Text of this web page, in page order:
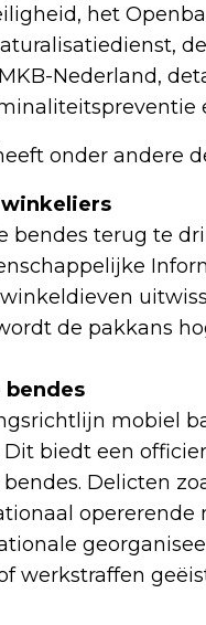
het
Nederland,
onder andere
terug te
de pakkans
bendes
mobiel
biedt een
Delicten
opererende
werkstraffen